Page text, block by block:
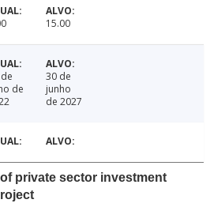
15.00
de
30 de
junho
de 2027
private sector investment